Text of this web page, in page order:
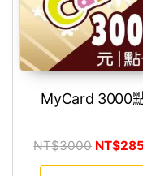
MyCard 3000
NT$3000 原始價
NT$